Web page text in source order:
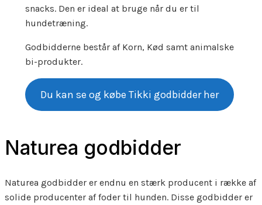
snacks. Den er ideal at bruge når du er til
hundetræning.
Godbidderne består af Korn, Kød samt animalske
bi-produkter.
Du kan se og købe Tikki godbidder her
Naturea godbidder
Naturea godbidder er endnu en stærk producent i række af
solide producenter af foder til hunden. Disse godbidder er